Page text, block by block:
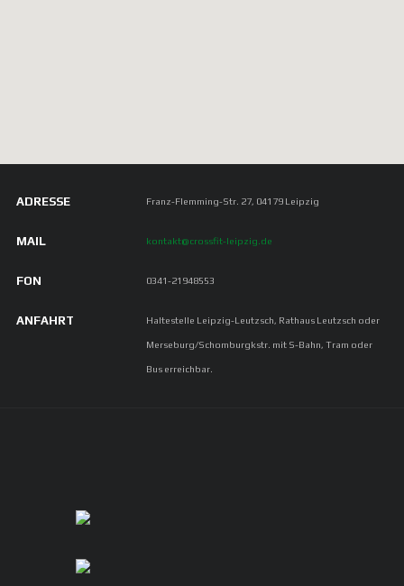
ADRESSE Franz-Flemming-Str. 27, 04179 Leipzig
MAIL kontakt@crossfit-leipzig.de
FON 0341-21948553
ANFAHRT Haltestelle Leipzig-Leutzsch, Rathaus Leutzsch oder
Merseburg/Schomburgkstr. mit S-Bahn, Tram oder
Bus erreichbar.